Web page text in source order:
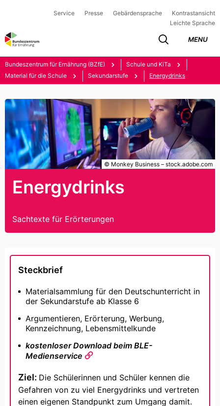
Service Presse Gebärdensprache
Kontrastansicht
Leichte Sprache
MENU
Bundeszentrum für Ernährung (BZfE)
Schule und KiTa
Material für die Schule
Sekundarstufe Energydrinks
Energydrinks
Sachtexte für Erörterungen
© Monkey Business – stock.adobe.com
Steckbrief
Materialsammlung für den Deutschunterricht in
der Sekundarstufe ab Klasse 6
Argumentieren, Erörterung, Werbung,
Kennzeichnung, Lebensmittelkunde
kostenloser Download beim BLE-
Medienservice
Ziel: Die Schülerinnen und Schüler kennen die
Gefahren von zu viel Energydrinks und vertreten
einen eigenen Standpunkt zum Umgang damit.